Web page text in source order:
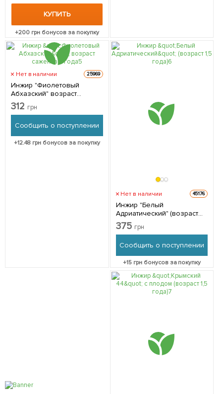
КУПИТЬ
+200 грн бонусов за покупку
Нет в наличии 25969
Инжир "Фиолетовый
Абхазский" возраст
саженца 3 года 1 саженец
в упаковке
312 грн
Сообщить о поступлении
+12.48 грн бонусов за покупку
Нет в наличии 45176
Инжир "Белый
Адриатический" (возраст
1,5 года) 1 саженец в
упаковке
375 грн
Сообщить о поступлении
+15грн бонусов за покупку